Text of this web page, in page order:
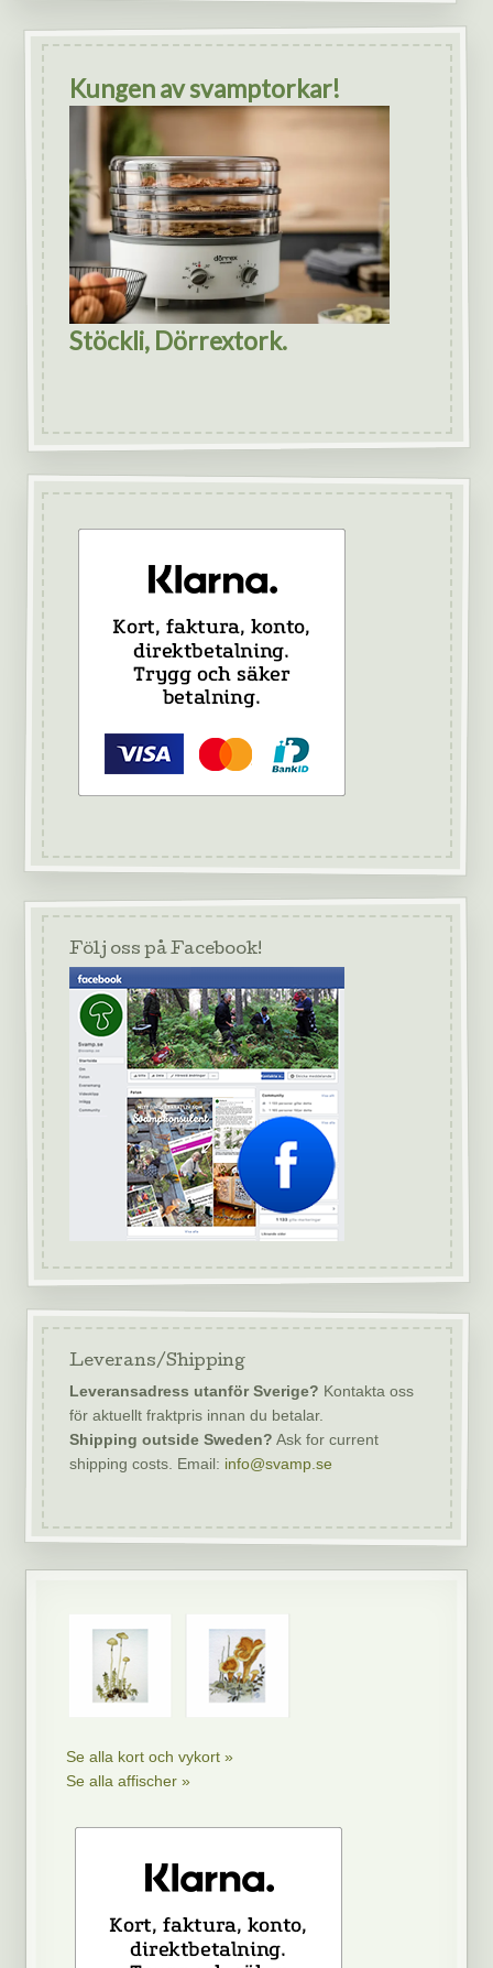
Kungen av svamptorkar!
Stöckli, Dörrextork.
Följ oss på Facebook!
Leverans/Shipping
Leveransadress utanför Sverige? Kontakta oss
för aktuellt fraktpris innan du betalar.
Shipping outside Sweden? Ask for current
shipping costs. Email: info@svamp.se
Se alla kort och vykort »
Se alla affischer »